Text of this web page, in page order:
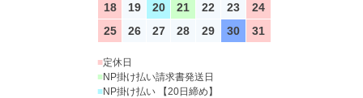
18
19 20 21 22 23
24
25
26 27 28 29 30 31
■定休日
■NP掛け払い請求書発送日
■NP掛け払い 【20日締め】